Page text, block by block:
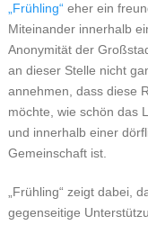
„Frühling“eher ein
Miteinander innerhalb
Anonymität der
an dieser Stelle nicht
annehmen, dass diese
möchte, wie schön das
und innerhalb einer
Gemeinschaft ist.
„Frühling“ zeigt dabei,
gegenseitige